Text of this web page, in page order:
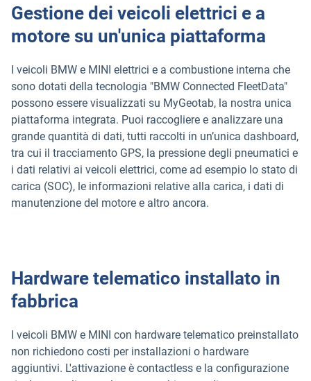
Gestione dei veicoli elettrici e a
motore su un'unica piattaforma
I veicoli BMW e MINI elettrici e a combustione interna che
sono dotati della tecnologia "BMW Connected FleetData"
possono essere visualizzati su MyGeotab, la nostra unica
piattaforma integrata. Puoi raccogliere e analizzare una
grande quantità di dati, tutti raccolti in un’unica dashboard,
tra cui il tracciamento GPS, la pressione degli pneumatici e
i dati relativi ai veicoli elettrici, come ad esempio lo stato di
carica (SOC), le informazioni relative alla carica, i dati di
manutenzione del motore e altro ancora.
Hardware telematico installato in
fabbrica
I veicoli BMW e MINI con hardware telematico preinstallato
non richiedono costi per installazioni o hardware
aggiuntivi. L'attivazione è contactless e la configurazione